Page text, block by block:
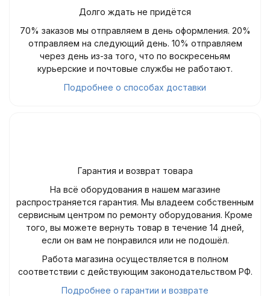
Долго ждать не придётся
70% заказов мы отправляем в день оформления. 20%
отправляем на следующий день. 10% отправляем
через день из-за того, что по воскресеньям
курьерские и почтовые службы не работают.
Подробнее о способах доставки
Гарантия и возврат товара
На всё оборудования в нашем магазине
распространяется гарантия. Мы владеем собственным
сервисным центром по ремонту оборудования. Кроме
того, вы можете вернуть товар в течение 14 дней,
если он вам не понравился или не подошёл.
Работа магазина осуществляется в полном
соответствии с действующим законодательством РФ.
Подробнее о гарантии и возврате